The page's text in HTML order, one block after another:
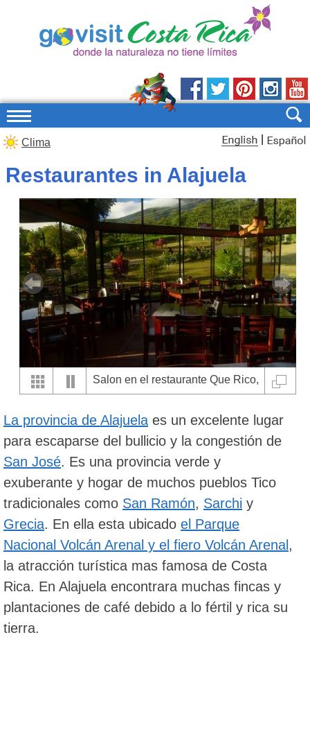
Clima
Restaurantes in Alajuela
Salon en el restaurante Que Rico,
La provincia de Alajuela es un excelente lugar
para escaparse del bullicio y la congestión de
San José. Es una provincia verde y
exuberante y hogar de muchos pueblos Tico
tradicionales como San Ramón, Sarchi y
Grecia. En ella esta ubicado el Parque
Nacional Volcán Arenal y el fiero Volcán Arenal ,
la atracción turística mas famosa de Costa
Rica. En Alajuela encontrara muchas fincas y
plantaciones de café debido a lo fértil y rica su
tierra.